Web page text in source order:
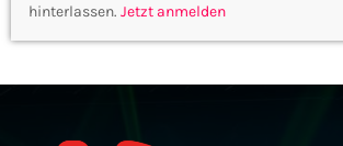
hinterlassen. Jetzt anmelden